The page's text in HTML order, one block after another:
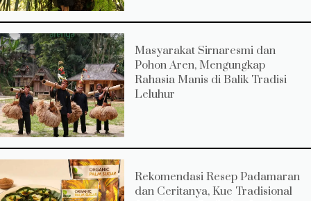
Masyarakat Sirnaresmi dan
Pohon Aren, Mengungkap
Rahasia Manis di Balik Tradisi
Leluhur
Rekomendasi Resep Padamaran
dan Ceritanya, Kue Tradisional